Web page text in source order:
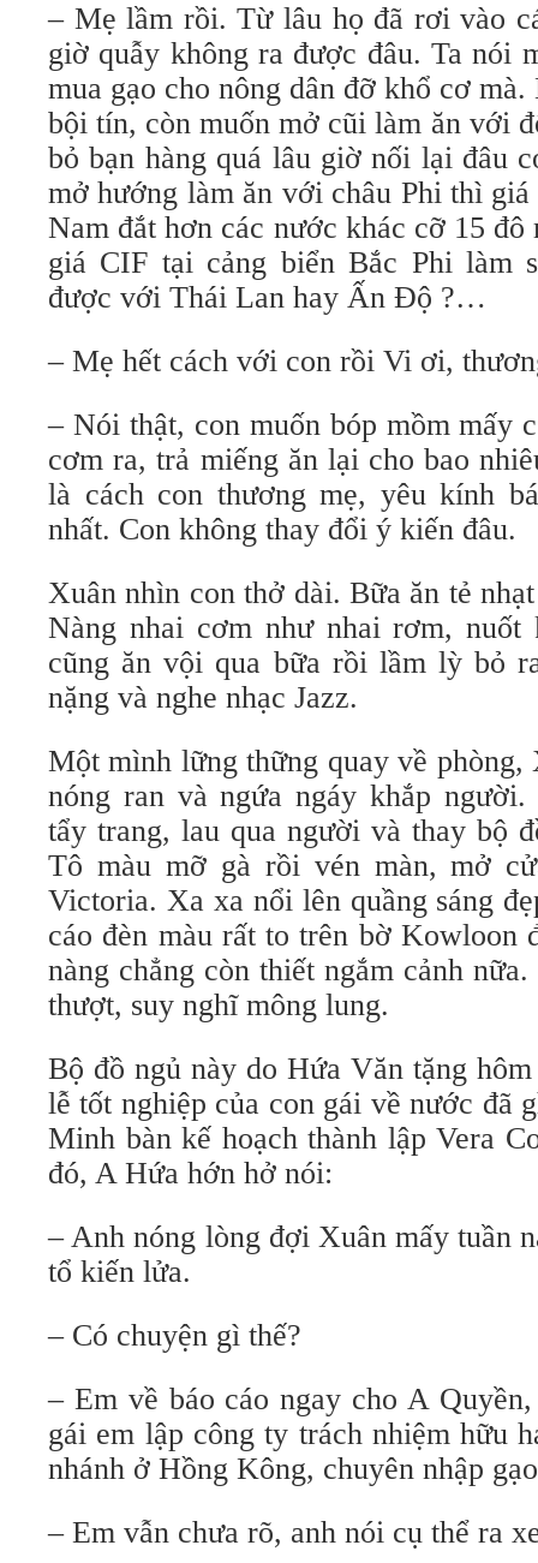
– Mẹ lầm rồi. Từ lâu họ đã rơi vào
giờ quẫy không ra được đâu. Ta nói
mua gạo cho nông dân đỡ khổ cơ
bội tín, còn muốn mở cũi làm ăn với
bỏ bạn hàng quá lâu giờ nối lại đâu
mở hướng làm ăn với châu Phi thì
Nam đắt hơn các nước khác cỡ 15 đô
giá CIF tại cảng biển Bắc Phi làm
được với Thái Lan hay Ấn Độ ?…
– Mẹ hết cách với con rồi Vi ơi,
– Nói thật, con muốn bóp mồm mấy
cơm ra, trả miếng ăn lại cho bao
là cách con thương mẹ, yêu kính
nhất. Con không thay đổi ý kiến đâu.
Xuân nhìn con thở dài. Bữa ăn tẻ
Nàng nhai cơm như nhai rơm,
cũng ăn vội qua bữa rồi lầm lỳ bỏ
nặng và nghe nhạc Jazz.
Một mình lững thững quay về phòng,
nóng ran và ngứa ngáy khắp
tẩy trang, lau qua người và thay bộ
Tô màu mỡ gà rồi vén màn, mở
Victoria. Xa xa nổi lên quầng sáng
cáo đèn màu rất to trên bờ Kowloon
nàng chẳng còn thiết ngắm cảnh
thượt, suy nghĩ mông lung.
Bộ đồ ngủ này do Hứa Văn tặng
lễ tốt nghiệp của con gái về nước đã
Minh bàn kế hoạch thành lập Vera
đó, A Hứa hớn hở nói:
– Anh nóng lòng đợi Xuân mấy tuần
tổ kiến lửa.
– Có chuyện gì thế?
– Em về báo cáo ngay cho A
gái em lập công ty trách nhiệm hữu
nhánh ở Hồng Kông, chuyên nhập
– Em vẫn chưa rõ, anh nói cụ thể ra